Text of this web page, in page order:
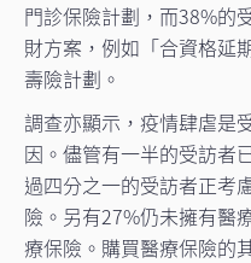
門診保險計劃，而38%的
財方案，例如「合資格延
壽險計劃。
調查亦顯示，疫情肆虐是
因。儘管有一半的受訪者
過四分之一的受訪者正考
險。另有27%仍未擁有醫
療保險。購買醫療保險的